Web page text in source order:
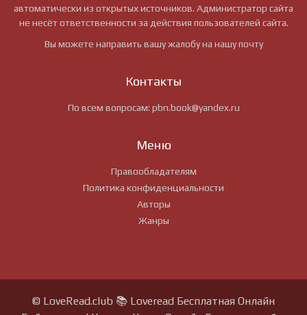
автоматически из открытых источников. Администратор сайта
не несёт ответственности за действия пользователей сайта.
Вы можете направить вашу жалобу на нашу почту
Контакты
По всем вопросам: pbn.book@yandex.ru
Меню
Правообладателям
Политика конфиденциальности
Авторы
Жанры
© LoveRead.club 📚 Loveread Бесплатная Онлайн